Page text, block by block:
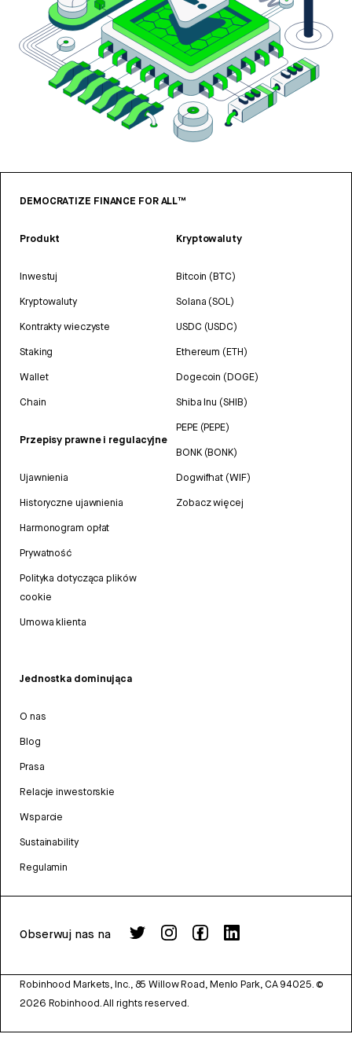
DEMOCRATIZE FINANCE FOR ALL™
Produkt
Inwestuj
Kryptowaluty
Kontrakty wieczyste
Staking
Wallet
Chain
Przepisy prawne i regulacyjne
Ujawnienia
Historyczne ujawnienia
Harmonogram opłat
Prywatność
Polityka dotycząca plików
cookie
Umowa klienta
Kryptowaluty
Bitcoin (BTC)
Solana (SOL)
USDC (USDC)
Ethereum (ETH)
Dogecoin (DOGE)
Shiba Inu (SHIB)
PEPE (PEPE)
BONK (BONK)
Dogwifhat (WIF)
Zobacz więcej
Jednostka dominująca
O nas
Blog
Prasa
Relacje inwestorskie
Wsparcie
Sustainability
Regulamin
Obserwuj nas na
Robinhood Markets, Inc., 85 Willow Road, Menlo Park, CA 94025. ©
2026 Robinhood. All rights reserved.